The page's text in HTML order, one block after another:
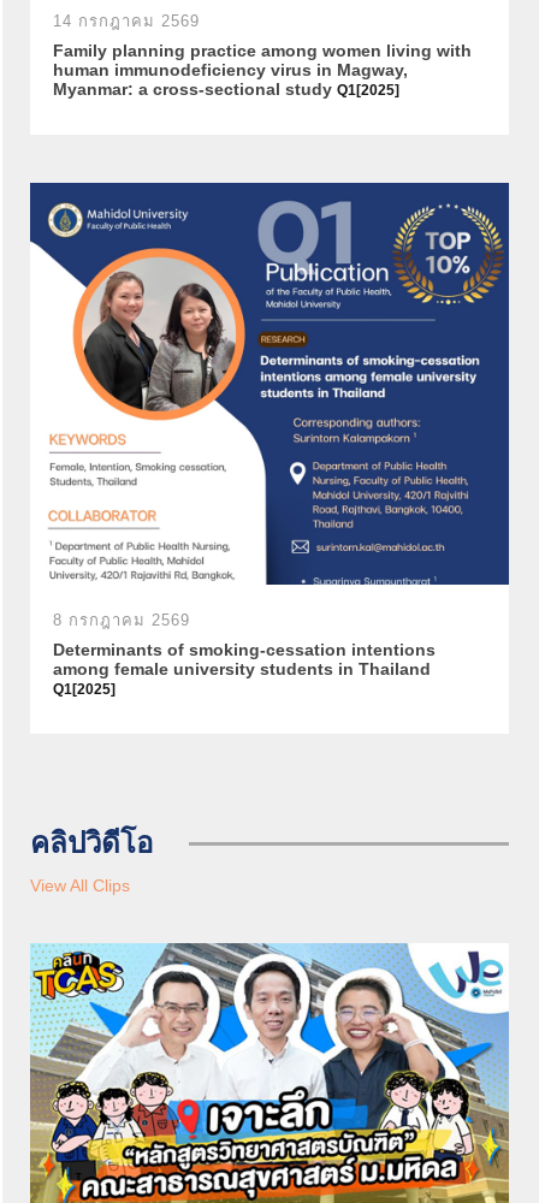
14 กรกฎาคม 2569
Family planning practice among women living with
human immunodeficiency virus in Magway,
Myanmar: a cross-sectional study Q1[2025]
8 กรกฎาคม 2569
Determinants of smoking-cessation intentions
among female university students in Thailand
Q1[2025]
คลิปวิดีโอ
View All Clips